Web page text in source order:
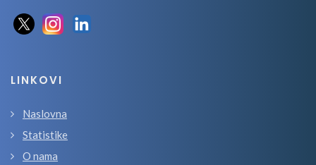
LINKOVI
Naslovna
Statistike
O nama